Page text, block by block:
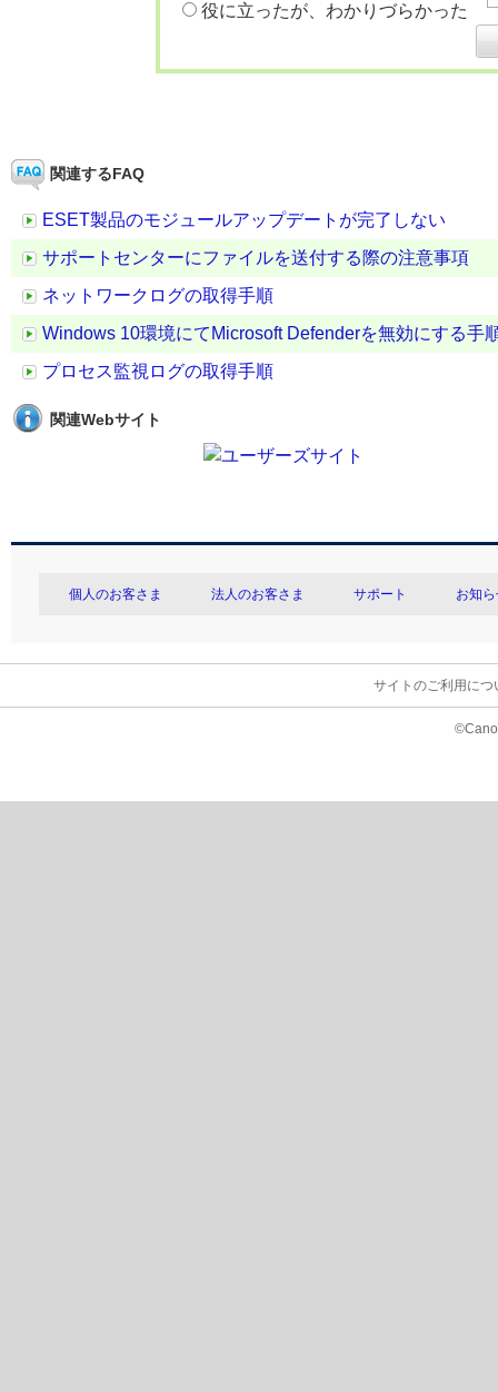
役に立ったが、わかりづらかった
関連するFAQ
ESET製品のモジュールアップデートが完了しない
サポートセンターにファイルを送付する際の注意事項
ネットワークログの取得手順
Windows 10環境にてMicrosoft Defenderを無効にする手
プロセス監視ログの取得手順
関連Webサイト
個人のお客さま 法人のお客さま サポート お知
サイトのご利用につ